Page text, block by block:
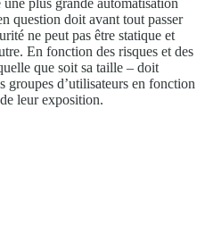
une plus grande automatisation
question doit avant tout passer
ne peut pas être statique et
En fonction des risques et des
que soit sa taille – doit
groupes d’utilisateurs en fonction
leur exposition.